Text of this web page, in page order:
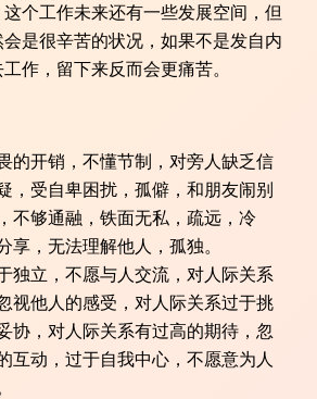
个工作未来还有一些发展空间，但
会是很辛苦的状况，如果不是发自内
作，留下来反而会更痛苦。
的开销，不懂节制，对旁人缺乏信
，受自卑困扰，孤僻，和朋友闹别
不够通融，铁面无私，疏远，冷
享，无法理解他人，孤独。
独立，不愿与人交流，对人际关系
视他人的感受，对人际关系过于挑
协，对人际关系有过高的期待，忽
互动，过于自我中心，不愿意为人